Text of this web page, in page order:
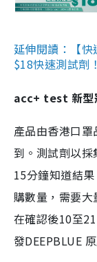
延伸閱讀：【
$18快速測試劑
acc+ test 新型
產品由香港口
到。測試劑以
15分鐘知道結
購數量，需要
在確認後10至
發DEEPBLUE